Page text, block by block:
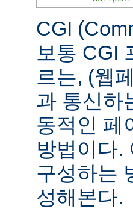
CGI
보통 CGI
르는, (웹
과 통신하
동적인 페
방법이다.
구성하는
성해본다.